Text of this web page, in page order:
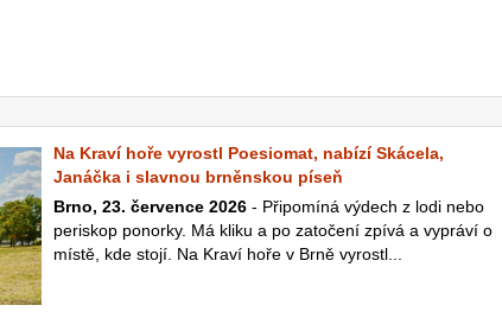
Na Kraví hoře vyrostl Poesiomat, nabízí Skácela,
Janáčka i slavnou brněnskou píseň
Brno, 23. července 2026 - Připomíná výdech z lodi nebo
periskop ponorky. Má kliku a po zatočení zpívá a vypráví o
místě, kde stojí. Na Kraví hoře v Brně vyrostl...